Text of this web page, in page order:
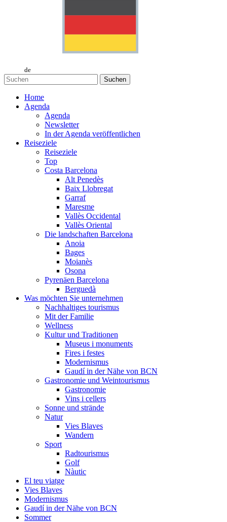
de
Suchen
Home
Agenda
Agenda
Newsletter
In der Agenda veröffentlichen
Reiseziele
Reiseziele
Top
Costa Barcelona
Alt Penedès
Baix Llobregat
Garraf
Maresme
Vallès Occidental
Vallès Oriental
Die landschaften Barcelona
Anoia
Bages
Moianès
Osona
Pyrenäen Barcelona
Berguedà
Was möchten Sie unternehmen
Nachhaltiges tourismus
Mit der Familie
Wellness
Kultur und Traditionen
Museus i monuments
Fires i festes
Modernismus
Gaudí in der Nähe von BCN
Gastronomie und Weintourismus
Gastronomie
Vins i cellers
Sonne und strände
Natur
Vies Blaves
Wandern
Sport
Radtourismus
Golf
Nàutic
El teu viatge
Vies Blaves
Modernismus
Gaudí in der Nähe von BCN
Sommer